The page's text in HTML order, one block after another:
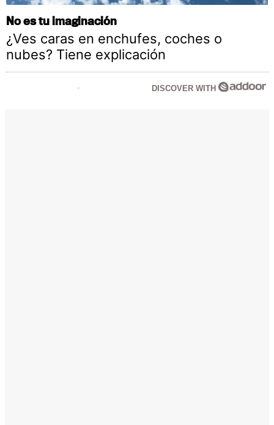
No es tu imaginación
¿Ves caras en enchufes, coches o
nubes? Tiene explicación
DISCOVER WITH